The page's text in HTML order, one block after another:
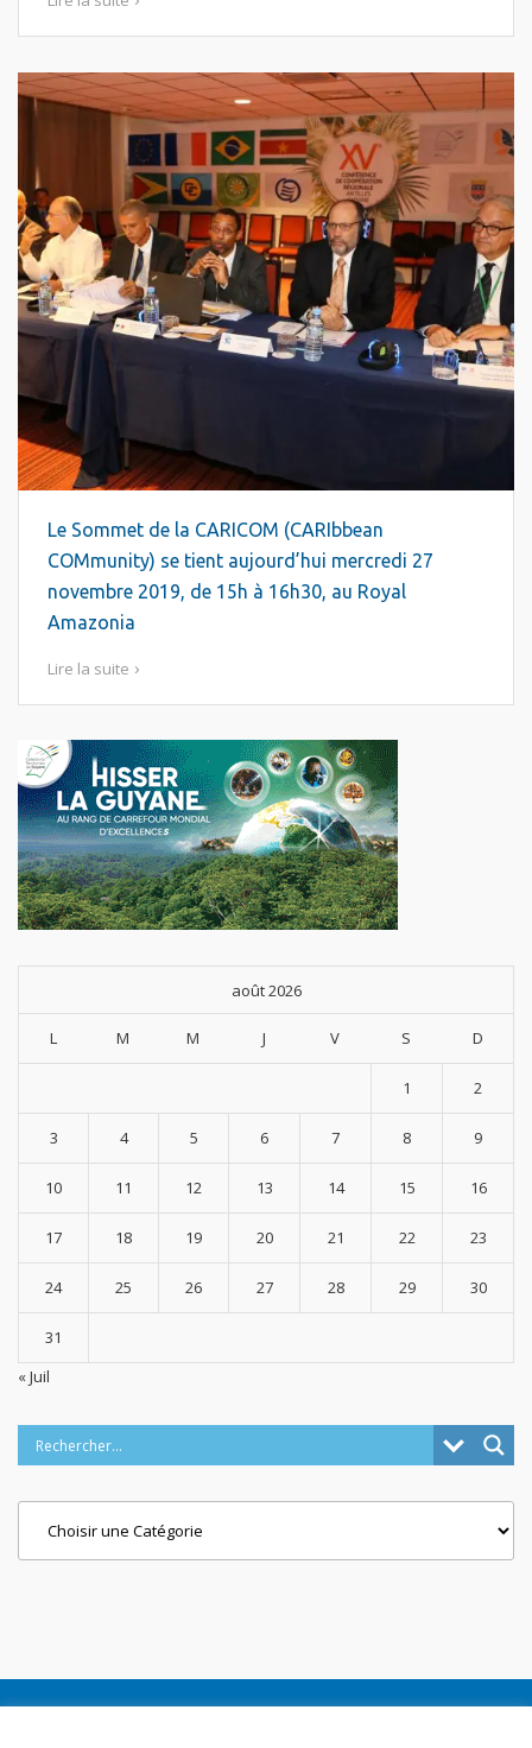
Le Sommet de la CARICOM (CARIbbean
COMmunity) se tient aujourd’hui mercredi 27
novembre 2019, de 15h à 16h30, au Royal
Amazonia
Lire la suite
août 2026
L M M J V S D
1 2
3 4 5 6 7 8 9
10 11 12 13 14 15 16
17 18 19 20 21 22 23
24 25 26 27 28 29 30
31
« Juil